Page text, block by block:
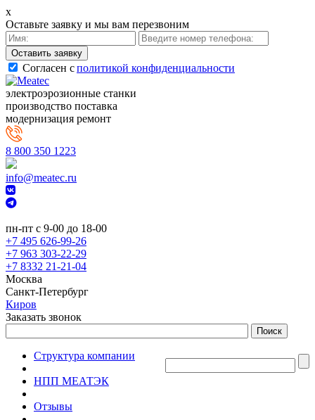
x
Оставьте заявку и мы вам перезвоним
Cогласен сполитикой конфиденциальности
электроэрозионные станки
производство поставка
модернизация ремонт
8 800 350 1223
info@meatec.ru
пн-пт с 9-00 до 18-00
+7 495 626-99-26
+7 963 303-22-29
+7 8332 21-21-04
Москва
Санкт-Петербург
Киров
Заказать звонок
Структура компании
НПП МЕАТЭК
Отзывы